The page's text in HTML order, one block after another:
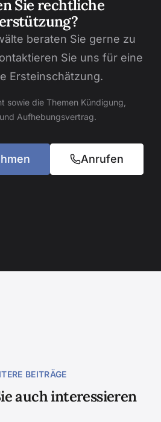
Sie rechtliche
beraten Sie gerne zu
Sie uns für eine
Ersteinschätzung.
sowie die Themen Kündigung,
Aufhebungsvertrag.
Anrufen
BEITRÄGE
auch interessieren